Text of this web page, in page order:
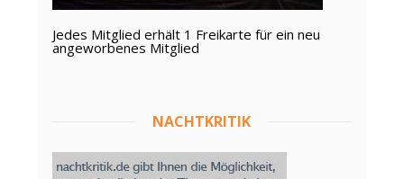
Jedes Mitglied erhält 1 Freikarte für ein neu
angeworbenes Mitglied
NACHTKRITIK